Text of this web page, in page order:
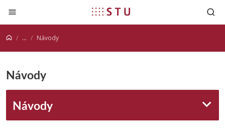
Prejsť na obsah
... Návody
Návody
Návody